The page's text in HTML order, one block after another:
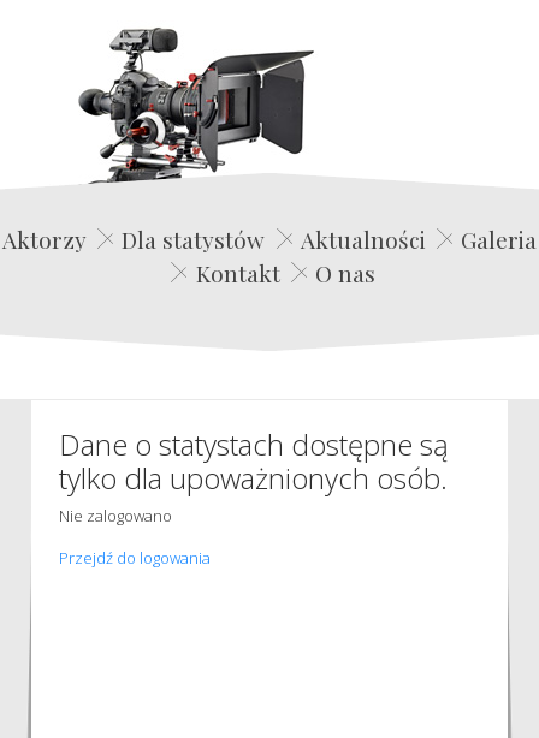
Edwin Film Agencja Aktorska
Aktorzy Dla statystów Aktualności
Galeria
Kontakt
O nas
Dane o statystach dostępne są
tylko dla upoważnionych osób.
Nie zalogowano
Przejdź do logowania